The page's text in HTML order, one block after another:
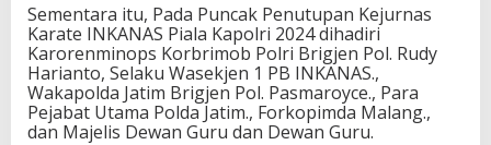
Sementara itu, Pada Puncak Penutupan Kejurnas
Karate INKANAS Piala Kapolri 2024 dihadiri
Karorenminops Korbrimob Polri Brigjen Pol. Rudy
Harianto, Selaku Wasekjen 1 PB INKANAS.,
Wakapolda Jatim Brigjen Pol. Pasmaroyce., Para
Pejabat Utama Polda Jatim., Forkopimda Malang.,
dan Majelis Dewan Guru dan Dewan Guru.